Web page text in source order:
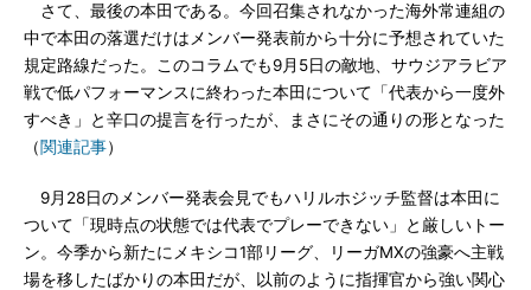
さて、最後の本田である。今回召集されなかった海外常連組の
中で本田の落選だけはメンバー発表前から十分に予想されていた
規定路線だった。このコラムでも9月5日の敵地、サウジアラビア
戦で低パフォーマンスに終わった本田について「代表から一度外
すべき」と辛口の提言を行ったが、まさにその通りの形となった
（関連記事）
9月28日のメンバー発表会見でもハリルホジッチ監督は本田に
ついて「現時点の状態では代表でプレーできない」と厳しいトー
ン。今季から新たにメキシコ1部リーグ、リーガMXの強豪へ主戦
場を移したばかりの本田だが、以前のように指揮官から強い関心